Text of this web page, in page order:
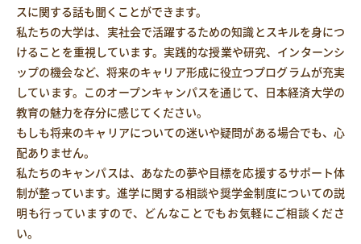
スに関する話も聞くことができます。
私たちの大学は、実社会で活躍するための知識とスキルを身につ
けることを重視しています。実践的な授業や研究、インターンシ
ップの機会など、将来のキャリア形成に役立つプログラムが充実
しています。このオープンキャンパスを通じて、日本経済大学の
教育の魅力を存分に感じてください。
もしも将来のキャリアについての迷いや疑問がある場合でも、心
配ありません。
私たちのキャンパスは、あなたの夢や目標を応援するサポート体
制が整っています。進学に関する相談や奨学金制度についての説
明も行っていますので、どんなことでもお気軽にご相談くださ
い。